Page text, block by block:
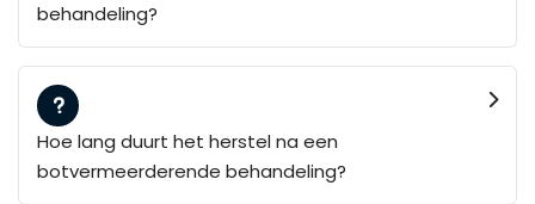
behandeling?
Hoe lang duurt het herstel na een
botvermeerderende behandeling?